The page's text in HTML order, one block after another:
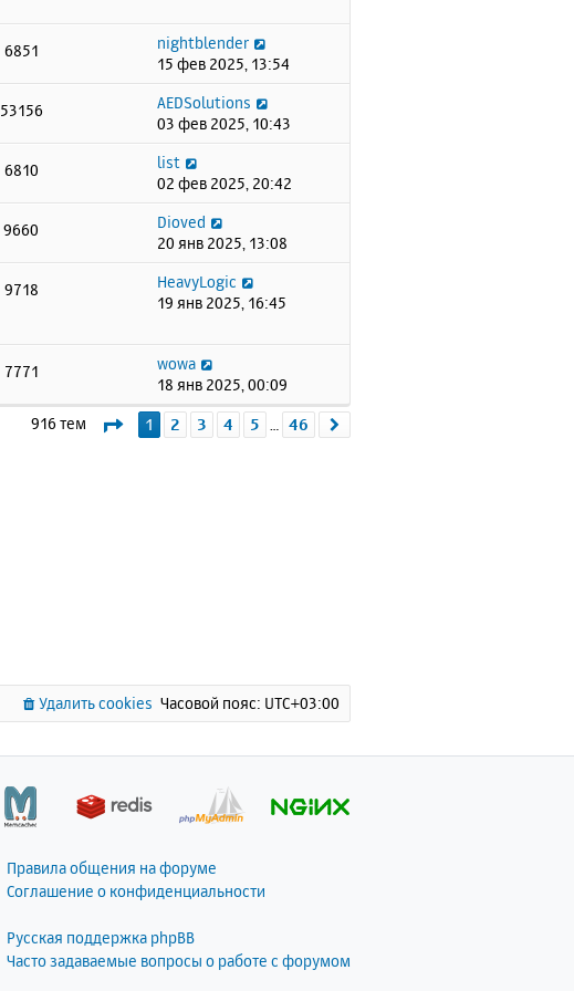
6851
nightblender
15 фев 2025, 13:54
53156
AEDSolutions
03 фев 2025, 10:43
6810
list
02 фев 2025, 20:42
9660
Dioved
20 янв 2025, 13:08
9718
HeavyLogic
19 янв 2025, 16:45
7771
wowa
18 янв 2025, 00:09
916 тем Страница1 из 46
1 2 3 4 5 … 46
Часовой пояс: UTC+03:00
Удалить cookies
Правила общения на форуме
Соглашение о конфиденциальности
Русская поддержка phpBB
Часто задаваемые вопросы о работе с форумом